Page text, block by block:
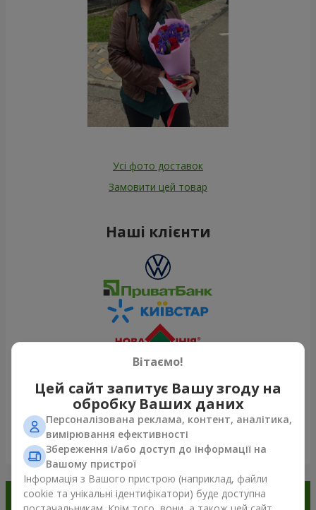
Усі фото доставок
Замовити цей товар
Наші клієнти
Переглянути все
Замовляйте в додатку
Вітаємо!
Цей сайт запитує Вашу згоду на
обробку Ваших даних
Персоналізована реклама, контент, аналітика,
вимірювання ефективності
Збереження і/або доступ до інформації на
Вашому пристрої
Інформація з Вашого пристрою (наприклад, файли
cookie та унікальні ідентифікатори) буде доступна